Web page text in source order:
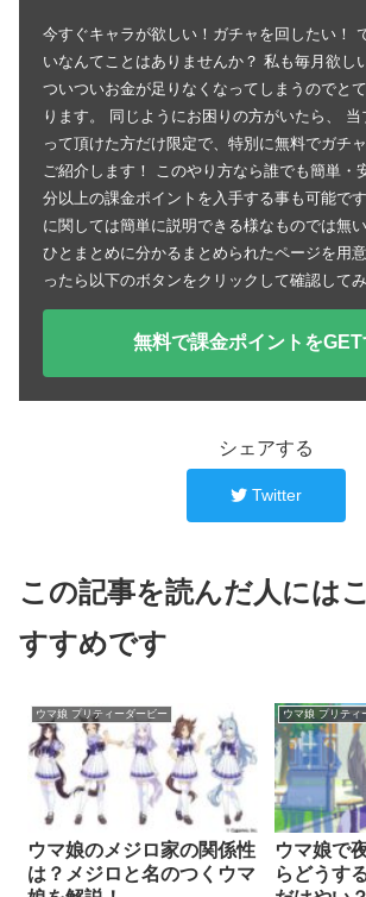
今すぐキャラが欲しい！ガチャを回したい！
いなんてことはありませんか？ 私も毎月欲し
ついついお金が足りなくなってしまうのでと
ります。 同じようにお困りの方がいたら、
って頂けた方だけ限定で、特別に無料でガチ
ご紹介します！ このやり方なら誰でも簡単・
分以上の課金ポイントを入手する事も可能で
に関しては簡単に説明できる様なものでは無
ひとまとめに分かるまとめられたページを用
ったら以下のボタンをクリックして確認して
無料で課金ポイントをGET
シェアする
Twitter
この記事を読んだ人には
すすめです
ウマ娘 プリティーダービー
ウマ娘のメジロ家の関係性
は？メジロと名のつくウマ
ウマ娘 プリティ
ウマ娘で
らどうす